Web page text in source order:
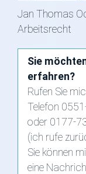
Jan Thomas
Arbeitsrecht
Sie
erfahren?
Rufen Sie
Telefon
oder 0177-
(ich rufe
Sie können
eine